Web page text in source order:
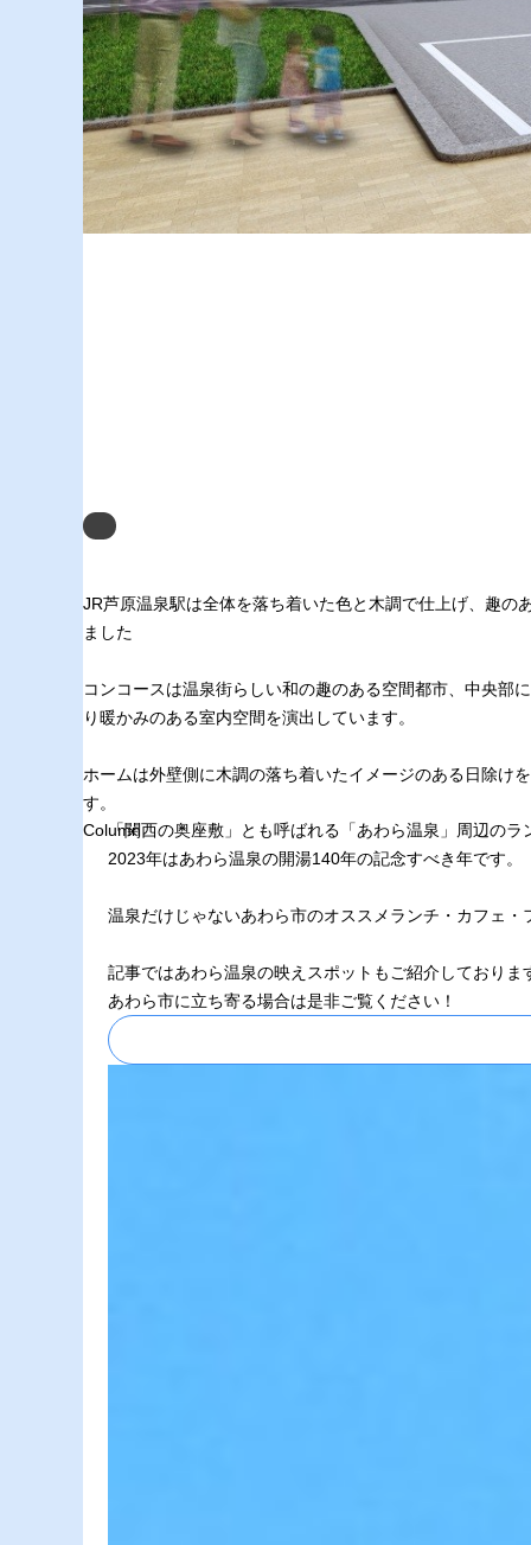
Next
JR芦原温泉駅は全体を落ち着いた色と木調で仕上げ、趣
ました
コンコースは温泉街らしい和の趣のある空間都市、中央部
り暖かみのある室内空間を演出しています。
ホームは外壁側に木調の落ち着いたイメージのある日除け
す。
Column
「関西の奥座敷」とも呼ばれる「あわら温泉」周辺の
2023年はあわら温泉の開湯140年の記念すべき年です。
温泉だけじゃないあわら市のオススメランチ・カフェ
記事ではあわら温泉の映えスポットもご紹介しておりま
あわら市に立ち寄る場合は是非ご覧ください！